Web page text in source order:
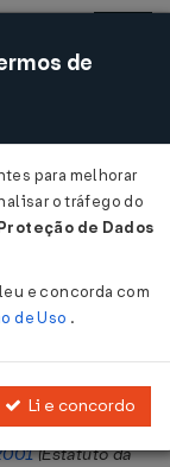
Acessar
(Estatuto da
de
para melhorar
o tráfego do
de Dados
e concorda com
de Uso .
Li e concordo